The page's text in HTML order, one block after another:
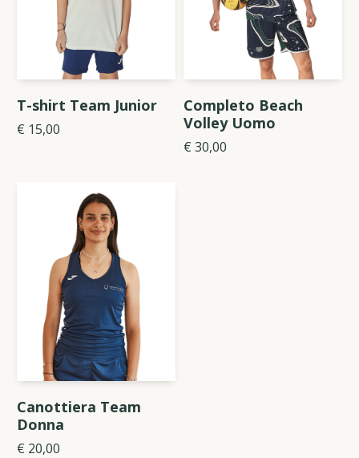
T-shirt Team Junior
€ 15,00
Completo Beach
Volley Uomo
€ 30,00
Canottiera Team
Donna
€ 20,00